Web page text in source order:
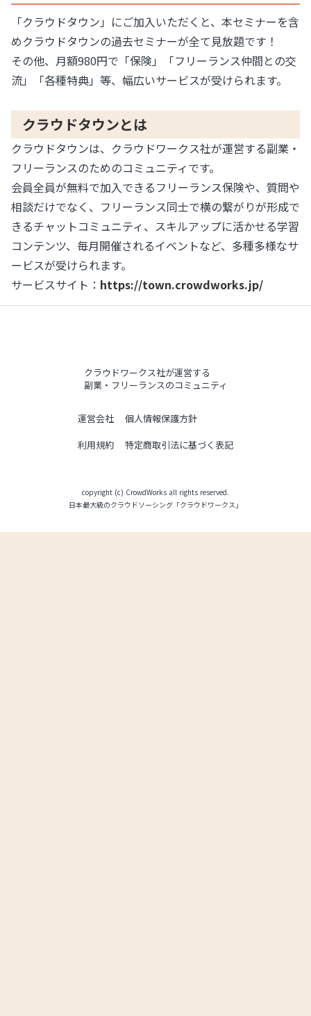
「クラウドタウン」にご加入いただくと、本セミナーを含
めクラウドタウンの過去セミナーが全て見放題です！
その他、月額980円で「保険」「フリーランス仲間との交
流」「各種特典」等、幅広いサービスが受けられます。
クラウドタウンとは
クラウドタウンは、クラウドワークス社が運営する副業・
フリーランスのためのコミュニティです。
会員全員が無料で加入できるフリーランス保険や、質問や
相談だけでなく、フリーランス同士で横の繋がりが形成で
きるチャットコミュニティ、スキルアップに活かせる学習
コンテンツ、毎月開催されるイベントなど、多種多様なサ
ービスが受けられます。
サービスサイト： https://town.crowdworks.jp/
クラウドワークス社が運営する
副業・フリーランスのコミュニティ
運営会社
利用規約
個人情報保護方針
特定商取引法に基づく表記
copyright (c) CrowdWorks all rights reserved.
日本最大級のクラウドソーシング「クラウドワークス」